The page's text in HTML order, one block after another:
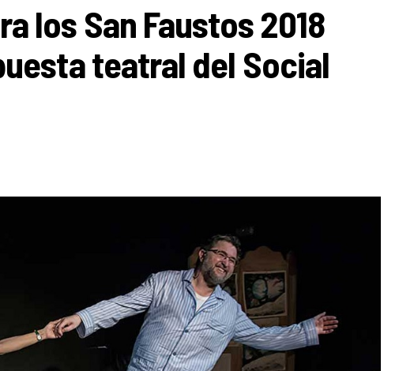
los San Faustos 2018
teatral del Social